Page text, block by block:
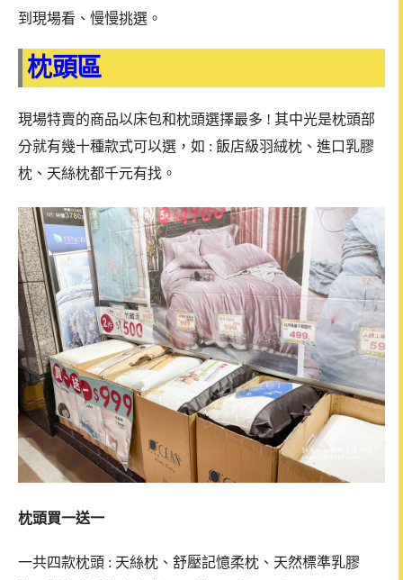
到現場看、慢慢挑選。
枕頭區
現場特賣的商品以床包和枕頭選擇最多 ! 其中光是枕頭部
分就有幾十種款式可以選，如 : 飯店級羽絨枕、進口乳膠
枕、天絲枕都千元有找。
枕頭買一送一
一共四款枕頭 : 天絲枕、舒壓記憶柔枕、天然標準乳膠